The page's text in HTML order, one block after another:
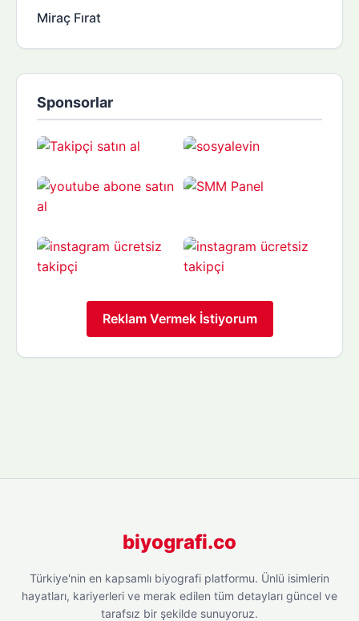
Miraç Fırat
Sponsorlar
Reklam Vermek İstiyorum
biyografi.co
Türkiye'nin en kapsamlı biyografi platformu. Ünlü isimlerin
hayatları, kariyerleri ve merak edilen tüm detayları güncel ve
tarafsız bir şekilde sunuyoruz.